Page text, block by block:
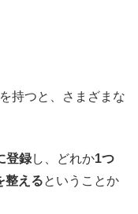
持つと、さまざまな
登録し、どれか1つ
整えるということか